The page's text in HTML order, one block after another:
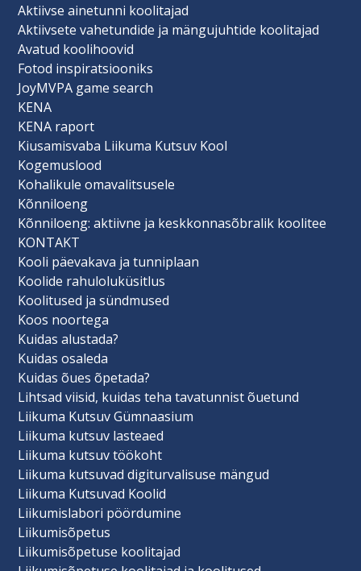
Aktiivse ainetunni koolitajad
Aktiivsete vahetundide ja mängujuhtide koolitajad
Avatud koolihoovid
Fotod inspiratsiooniks
JoyMVPA game search
KENA
KENA raport
Kiusamisvaba Liikuma Kutsuv Kool
Kogemuslood
Kohalikule omavalitsusele
Kõnniloeng
Kõnniloeng: aktiivne ja keskkonnasõbralik koolitee
KONTAKT
Kooli päevakava ja tunniplaan
Koolide rahuloluküsitlus
Koolitused ja sündmused
Koos noortega
Kuidas alustada?
Kuidas osaleda
Kuidas õues õpetada?
Lihtsad viisid, kuidas teha tavatunnist õuetund
Liikuma Kutsuv Gümnaasium
Liikuma kutsuv lasteaed
Liikuma kutsuv töökoht
Liikuma kutsuvad digiturvalisuse mängud
Liikuma Kutsuvad Koolid
Liikumislabori pöördumine
Liikumisõpetus
Liikumisõpetuse koolitajad